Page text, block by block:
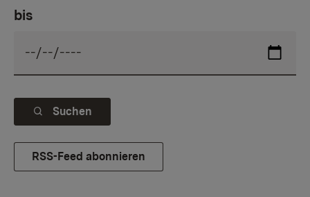
bis
Suchen
RSS-Feed abonnieren